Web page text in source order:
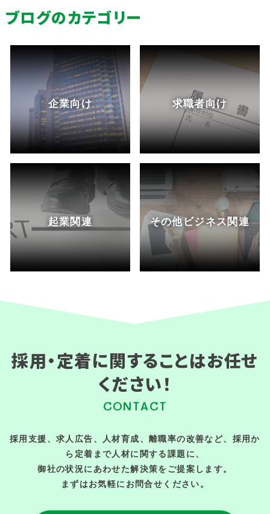
ブログのカテゴリー
企業向け 求職者向け
起業関連 その他ビジネス関連
採用・定着に関することはお任せ
ください！
CONTACT
採用支援、求人広告、人材育成、離職率の改善など、採用か
ら定着まで人材に関する課題に、
御社の状況にあわせた解決策をご提案します。
まずはお気軽にお問合せください。